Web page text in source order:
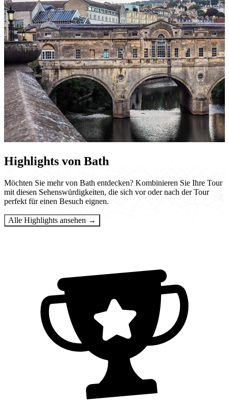
Highlights von Bath
Möchten Sie mehr von Bath entdecken? Kombinieren Sie Ihre Tour
mit diesen Sehenswürdigkeiten, die sich vor oder nach der Tour
perfekt für einen Besuch eignen.
Alle Highlights ansehen →